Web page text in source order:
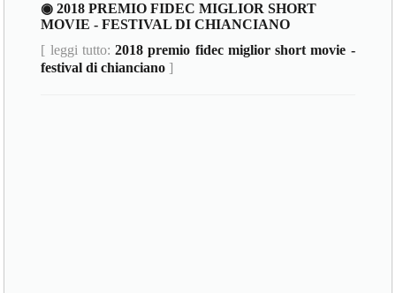
◉ 2018 PREMIO FIDEC MIGLIOR SHORT
MOVIE - FESTIVAL DI CHIANCIANO
[ leggi tutto:2018 premio fidec miglior short movie -
festival di chianciano ]